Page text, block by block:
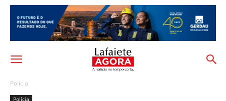
Polícia
Polícia